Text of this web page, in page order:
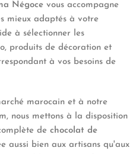
Négoce vous accompagne
mieux adaptés à votre
à sélectionner les
produits de décoration et
à vos besoins de
marocain et à notre
nous mettons à la disposition
de chocolat de
aussi bien aux artisans qu'aux